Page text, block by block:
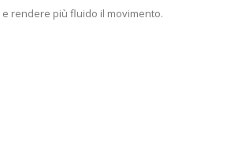
rendere più fluido il movimento.